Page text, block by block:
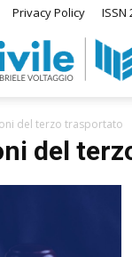
Privacy Policy ISSN
del terzo trasportato
del